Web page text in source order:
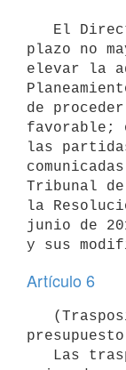
plazo no
elevar la
de
favorable;
las
Tribunal
la
junio de
Artículo 6